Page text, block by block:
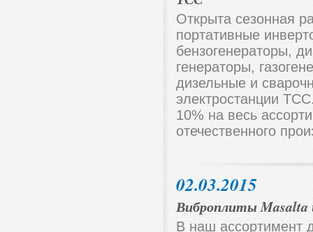
Открыта сезонная
портативные
бензогенераторы,
генераторы,
дизельные и
электростанции
10% на весь
отечественного
02.03.2015
Виброплиты Masalta
В наш ассортимент